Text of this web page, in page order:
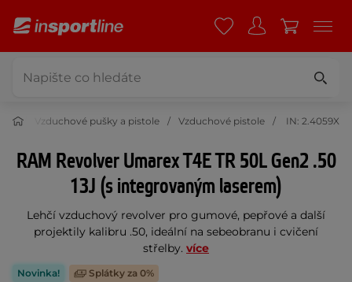
Vzduchové pušky a pistole Vzduchové pistole IN: 2.4059X
RAM Revolver Umarex T4E TR 50L Gen2 .50
13J (s integrovaným laserem)
Lehčí vzduchový revolver pro gumové, pepřové a další
projektily kalibru .50, ideální na sebeobranu i cvičení
střelby. více
Novinka! Splátky za 0%